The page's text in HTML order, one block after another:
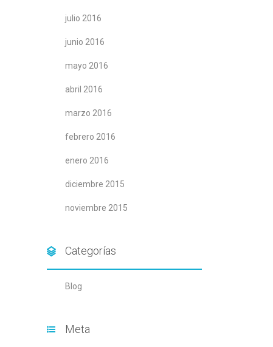
julio 2016
junio 2016
mayo 2016
abril 2016
marzo 2016
febrero 2016
enero 2016
diciembre 2015
noviembre 2015
Categorías
Blog
Meta